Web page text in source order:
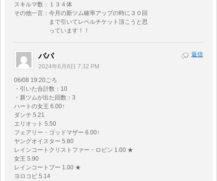
スキルマ数：１３４体
その他一言：今月の新ツム確率アップの時に３０回
まで引いてレベルチケット頂こうと思
っています！！
パパ
2024年6月8日 7:32 PM
06/08 19:20ごろ
・引いた合計数：10
・新ツムが出た回数：3
ハートの女王 6.00↑
ダンテ 5.21
エリオット 5.50
フェアリー・ゴッドマザー 6.00↑
ヤングオイスター 5.80
レインコートクリストファー・ロビン 1.00 ★
女王 5.90
レインコートプー 1.00 ★
ヨロコビ 5.14
返信